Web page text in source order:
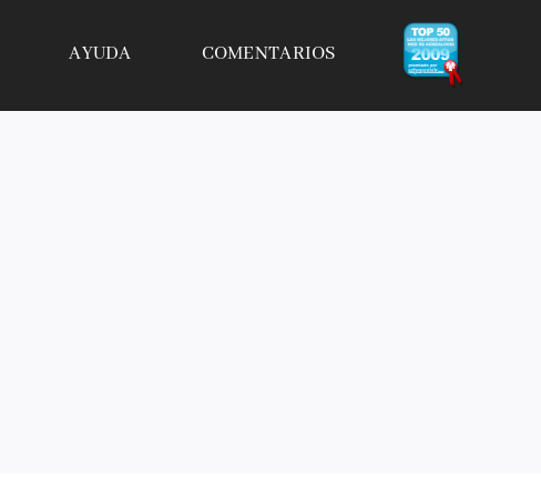
AYUDA COMENTARIOS